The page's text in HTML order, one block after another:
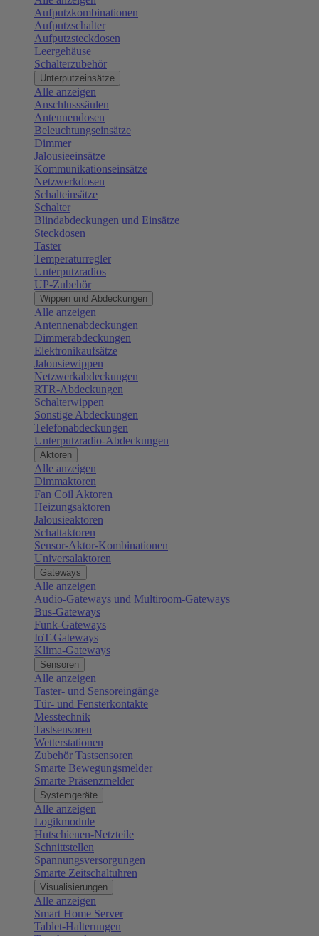
Aufputzkombinationen
Aufputzschalter
Aufputzsteckdosen
Leergehäuse
Schalterzubehör
Unterputzeinsätze
Alle anzeigen
Anschlusssäulen
Antennendosen
Beleuchtungseinsätze
Dimmer
Jalousieeinsätze
Kommunikationseinsätze
Netzwerkdosen
Schalteinsätze
Schalter
Blindabdeckungen und Einsätze
Steckdosen
Taster
Temperaturregler
Unterputzradios
UP-Zubehör
Wippen und Abdeckungen
Alle anzeigen
Antennenabdeckungen
Dimmerabdeckungen
Elektronikaufsätze
Jalousiewippen
Netzwerkabdeckungen
RTR-Abdeckungen
Schalterwippen
Sonstige Abdeckungen
Telefonabdeckungen
Unterputzradio-Abdeckungen
Aktoren
Alle anzeigen
Dimmaktoren
Fan Coil Aktoren
Heizungsaktoren
Jalousieaktoren
Schaltaktoren
Sensor-Aktor-Kombinationen
Universalaktoren
Gateways
Alle anzeigen
Audio-Gateways und Multiroom-Gateways
Bus-Gateways
Funk-Gateways
IoT-Gateways
Klima-Gateways
Sensoren
Alle anzeigen
Taster- und Sensoreingänge
Tür- und Fensterkontakte
Messtechnik
Tastsensoren
Wetterstationen
Zubehör Tastsensoren
Smarte Bewegungsmelder
Smarte Präsenzmelder
Systemgeräte
Alle anzeigen
Logikmodule
Hutschienen-Netzteile
Schnittstellen
Spannungsversorgungen
Smarte Zeitschaltuhren
Visualisierungen
Alle anzeigen
Smart Home Server
Tablet-Halterungen